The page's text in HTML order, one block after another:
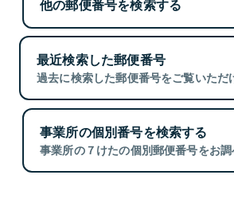
他の郵便番号を検索する
最近検索した郵便番号
過去に検索した郵便番号をご覧いただ
事業所の個別番号を検索する
事業所の７けたの個別郵便番号をお調